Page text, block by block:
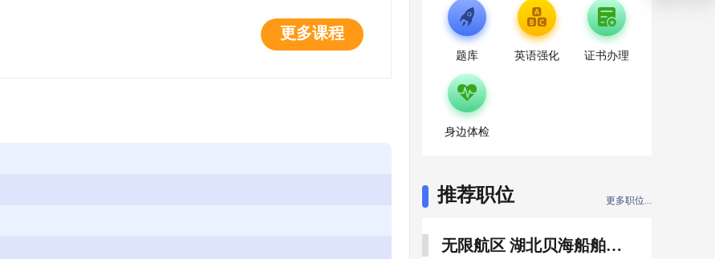
更多课程
题库 英语强化 证书办理
身边体检
推荐职位 更多职位...
无限航区 湖北贝海船舶管理有限公司 二管轮 8月上船